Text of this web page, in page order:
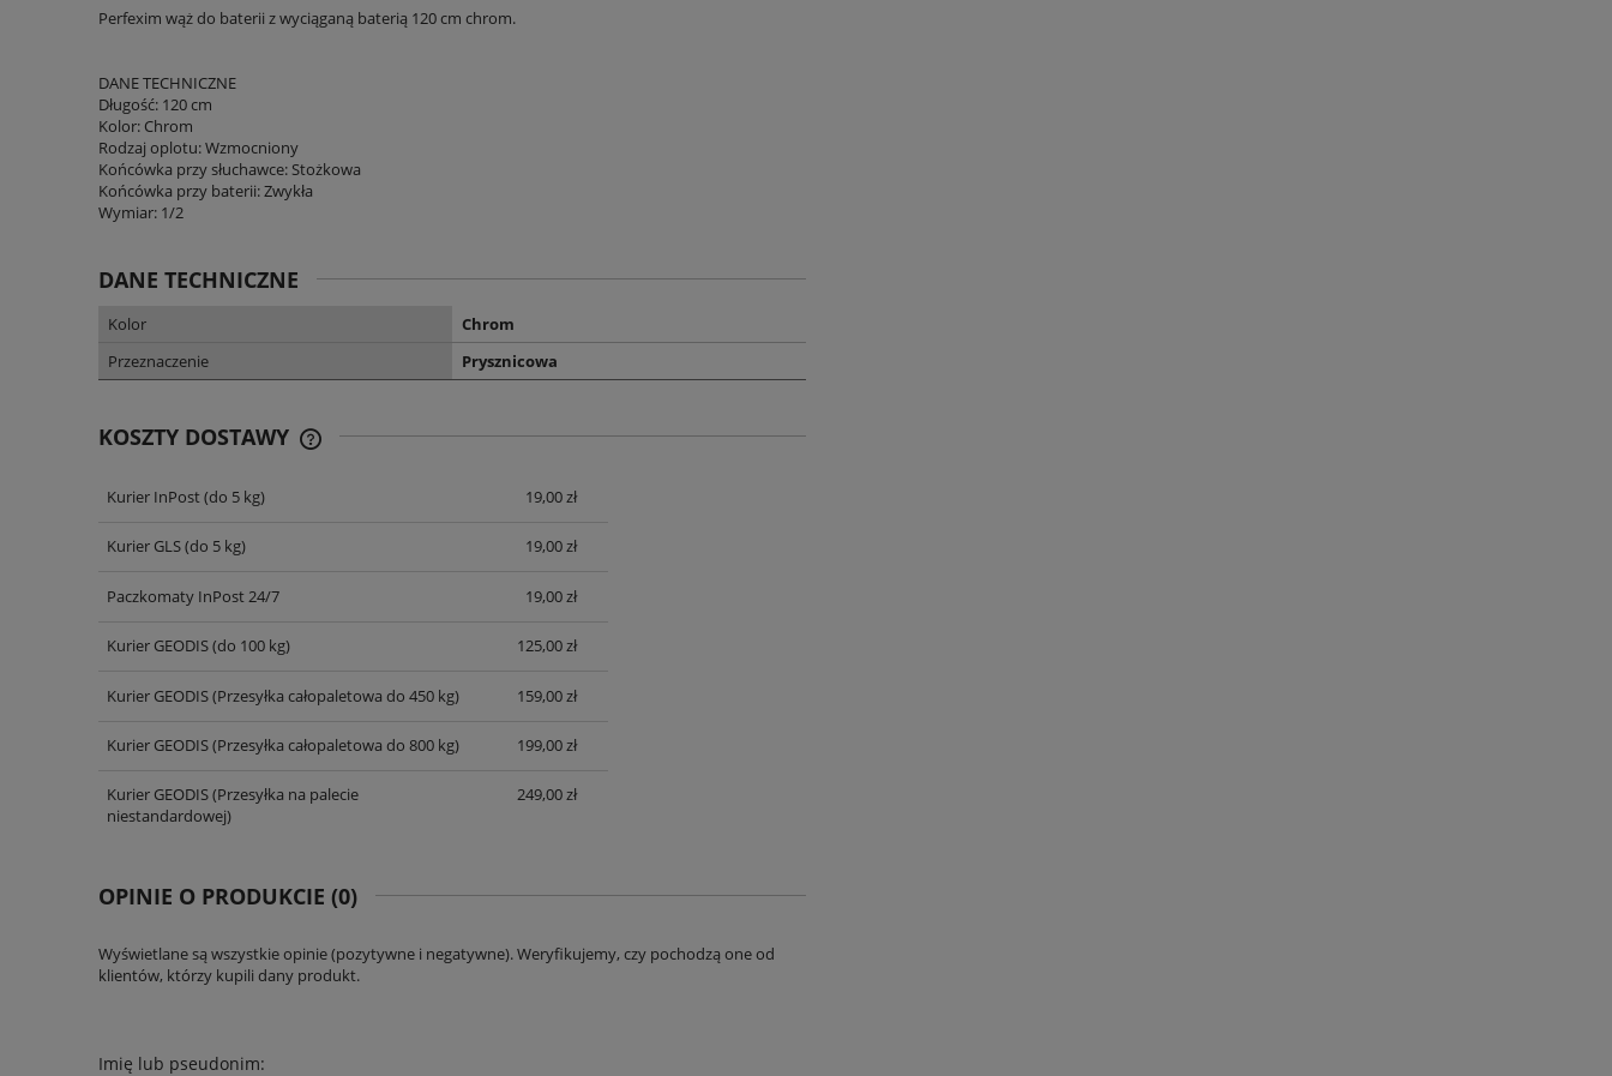
Perfexim wąż do baterii z wyciąganą baterią 120 cm chrom.
DANE TECHNICZNE
Długość: 120 cm
Kolor: Chrom
Rodzaj oplotu: Wzmocniony
Końcówka przy słuchawce: Stożkowa
Końcówka przy baterii: Zwykła
Wymiar: 1/2
DANE TECHNICZNE
Kolor
Chrom
Przeznaczenie
Prysznicowa
KOSZTY DOSTAWY
CENA NIE ZAWIERA EWENTUALNYCH
Kurier InPost(do 5 kg) 19,00 zł
Kurier GLS(do 5 kg) 19,00 zł
Paczkomaty InPost 24/7 19,00 zł
Kurier GEODIS(do 100 kg) 125,00 zł
Kurier GEODIS(Przesyłka całopaletowa do 450 kg) 159,00 zł
Kurier GEODIS(Przesyłka całopaletowa do 800 kg) 199,00 zł
Kurier GEODIS(Przesyłka na palecie
niestandardowej)
249,00 zł
OPINIE O PRODUKCIE (0)
Wyświetlane są wszystkie opinie (pozytywne i negatywne). Weryfikujemy, czy pochodzą one od
klientów, którzy kupili dany produkt.
Imię lub pseudonim: